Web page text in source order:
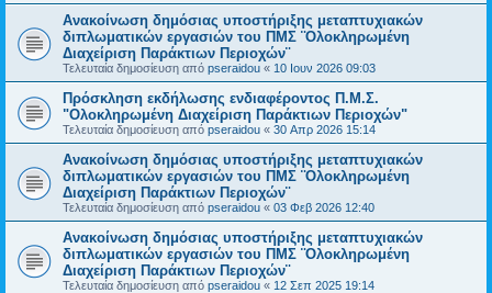
Ανακοίνωση δημόσιας υποστήριξης μεταπτυχιακών
διπλωματικών εργασιών του ΠΜΣ ¨Ολοκληρωμένη
Διαχείριση Παράκτιων Περιοχών¨
Τελευταία δημοσίευση από pseraidou « 10 Ιουν 2026 09:03
Πρόσκληση εκδήλωσης ενδιαφέροντος Π.Μ.Σ.
"Ολοκληρωμένη Διαχείριση Παράκτιων Περιοχών"
Τελευταία δημοσίευση από pseraidou « 30 Απρ 2026 15:14
Ανακοίνωση δημόσιας υποστήριξης μεταπτυχιακών
διπλωματικών εργασιών του ΠΜΣ ¨Ολοκληρωμένη
Διαχείριση Παράκτιων Περιοχών¨
Τελευταία δημοσίευση από pseraidou « 03 Φεβ 2026 12:40
Ανακοίνωση δημόσιας υποστήριξης μεταπτυχιακών
διπλωματικών εργασιών του ΠΜΣ ¨Ολοκληρωμένη
Διαχείριση Παράκτιων Περιοχών¨
Τελευταία δημοσίευση από pseraidou « 12 Σεπ 2025 19:14